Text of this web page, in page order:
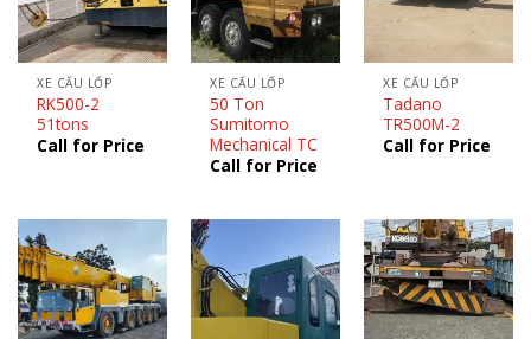
XE CẨU LỐP
RK500-2
51tons
Call for Price
XE CẨU LỐP
50 Ton
Sumitomo
Mechanical TC
Call for Price
XE CẨU LỐP
Tadano
TR500M-2
Call for Price